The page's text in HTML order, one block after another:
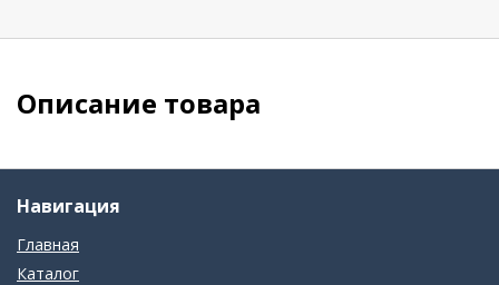
Описание товара
Навигация
Главная
Каталог